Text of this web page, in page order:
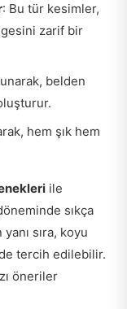
: Bu tür kesimler,
zarif bir
belden
hem şık hem
ile
sıkça
sıra, koyu
tercih edilebilir.
öneriler